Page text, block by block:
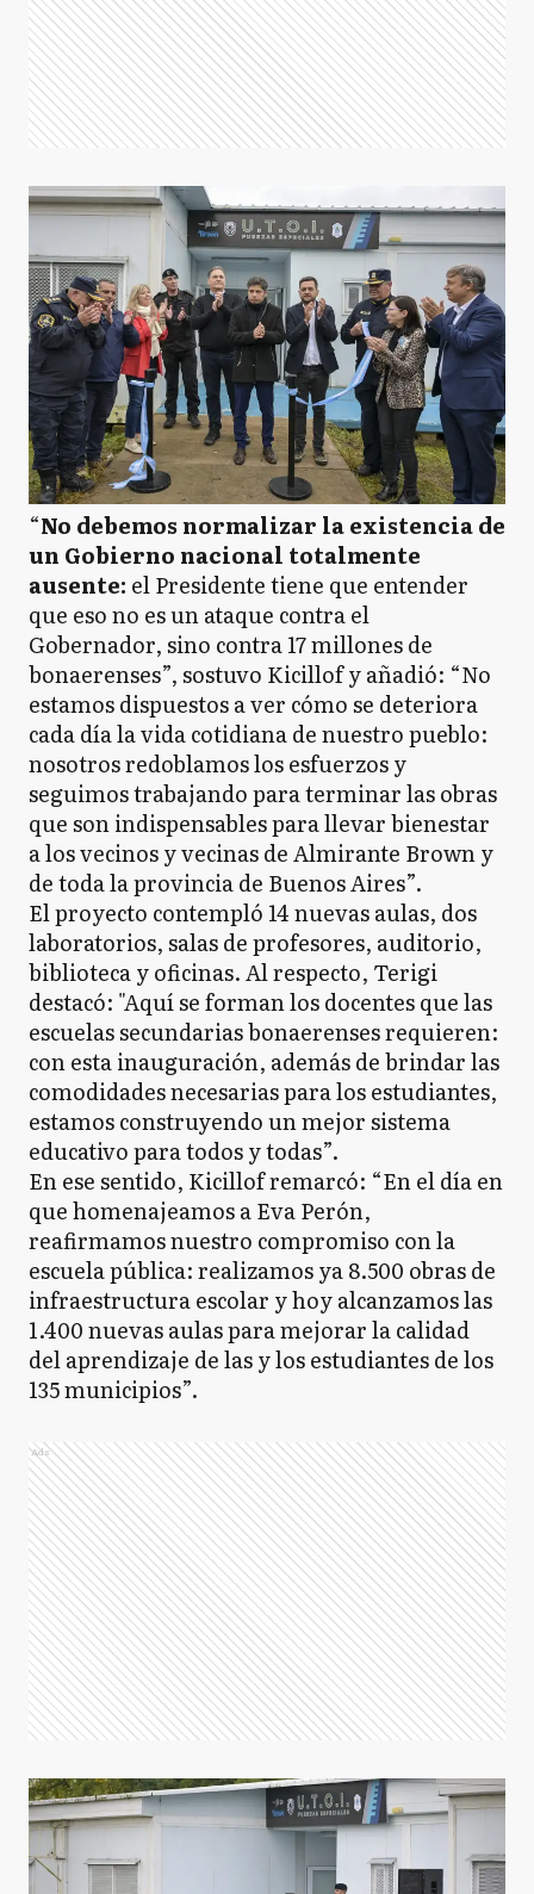
“No debemos normalizar la existencia de
un Gobierno nacional totalmente
ausente: el Presidente tiene que entender
que eso no es un ataque contra el
Gobernador, sino contra 17 millones de
bonaerenses”, sostuvo Kicillof y añadió: “No
estamos dispuestos a ver cómo se deteriora
cada día la vida cotidiana de nuestro pueblo:
nosotros redoblamos los esfuerzos y
seguimos trabajando para terminar las obras
que son indispensables para llevar bienestar
a los vecinos y vecinas de Almirante Brown y
de toda la provincia de Buenos Aires”.
El proyecto contempló 14 nuevas aulas, dos
laboratorios, salas de profesores, auditorio,
biblioteca y oficinas. Al respecto, Terigi
destacó: "Aquí se forman los docentes que las
escuelas secundarias bonaerenses requieren:
con esta inauguración, además de brindar las
comodidades necesarias para los estudiantes,
estamos construyendo un mejor sistema
educativo para todos y todas”.
En ese sentido, Kicillof remarcó: “En el día en
que homenajeamos a Eva Perón,
reafirmamos nuestro compromiso con la
escuela pública: realizamos ya 8.500 obras de
infraestructura escolar y hoy alcanzamos las
1.400 nuevas aulas para mejorar la calidad
del aprendizaje de las y los estudiantes de los
135 municipios”.
Ads